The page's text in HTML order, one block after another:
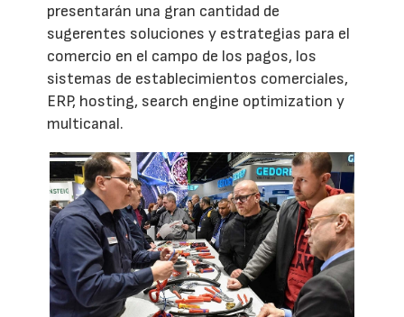
presentarán una gran cantidad de
sugerentes soluciones y estrategias para el
comercio en el campo de los pagos, los
sistemas de establecimientos comerciales,
ERP, hosting, search engine optimization y
multicanal.